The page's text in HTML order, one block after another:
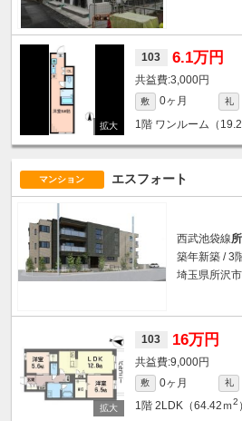
103 6.1万円
3,000円
敷 0ヶ月 礼
1階 ワンルーム（
マンション エスフォート
西武池袋線
築年新築 / 3
埼玉県所沢
103 16万円
9,000円
敷 0ヶ月 礼
1階 2LDK（64.42ｍ2 ）